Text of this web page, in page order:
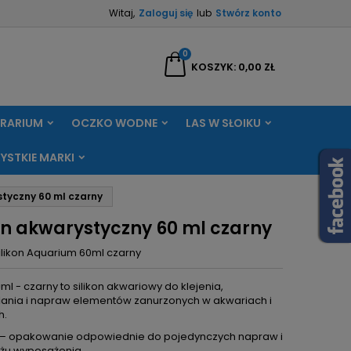
Witaj, Zaloguj się lub Stwórz konto
KOSZYK
0
0,00 ZŁ
OCZKO WODNE LAS W SŁOIKU
MARKI
60 ml czarny
akwarystyczny 60 ml czarny
Aquarium 60ml czarny
- czarny to silikon akwariowy do klejenia,
i napraw elementów zanurzonych w akwariach i
– opakowanie odpowiednie do pojedynczych napraw i